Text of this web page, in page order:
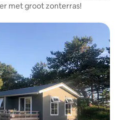
met groot zonterras!